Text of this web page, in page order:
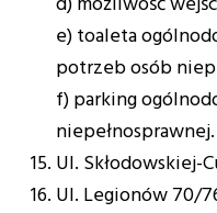
e) toaleta
potrzeb osób
f) parking
niepełnosprawnej.
Ul. Skłodowskiej-
Ul. Legionów 70/